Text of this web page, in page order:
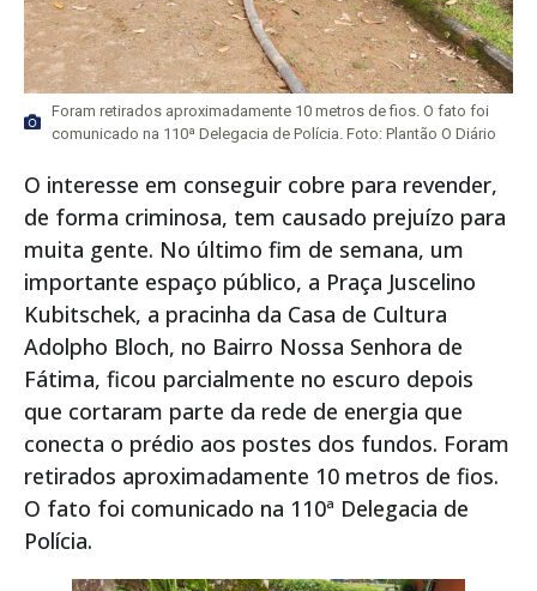
Foram retirados aproximadamente 10 metros de fios. O fato foi
comunicado na 110ª Delegacia de Polícia. Foto: Plantão O Diário
O interesse em conseguir cobre para revender,
de forma criminosa, tem causado prejuízo para
muita gente. No último fim de semana, um
importante espaço público, a Praça Juscelino
Kubitschek, a pracinha da Casa de Cultura
Adolpho Bloch, no Bairro Nossa Senhora de
Fátima, ficou parcialmente no escuro depois
que cortaram parte da rede de energia que
conecta o prédio aos postes dos fundos. Foram
retirados aproximadamente 10 metros de fios.
O fato foi comunicado na 110ª Delegacia de
Polícia.